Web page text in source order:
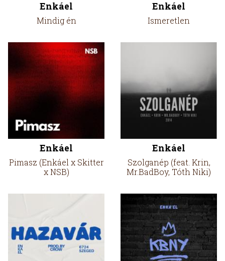
Enkáel
Mindig én
Enkáel
Ismeretlen
Enkáel
Pimasz (Enkáel x Skitter
x NSB)
Enkáel
Szolganép (feat. Krin,
Mr.BadBoy, Tóth Niki)